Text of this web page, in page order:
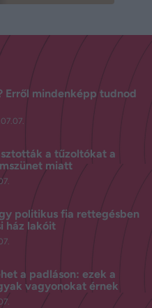
Erről mindenképp tudnod
a tűzoltókat a
miatt
politikus fia rettegésben
ház lakóit
a padláson: ezek a
vagyonokat érnek